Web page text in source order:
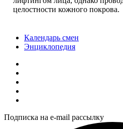
целостности кожного покрова.
Календарь смен
Энциклопедия
Подписка на e-mail рассылку